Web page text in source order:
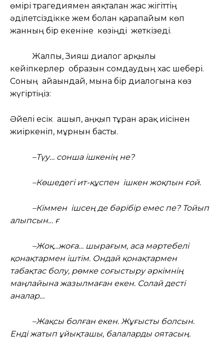
өмірі трагедиямен аяқталған жас жігіттің
әділетсіздікке жем болған қарапайым көп
жанның бір екеніне көзіңді жеткізеді.
Жалпы, Зияш диалог арқылы
кейіпкерлер образын сомдаудың хас шебері.
Соның айғағындай, мына бір диалогына көз
жүгіртіңіз:
Әйелі есік ашып, аңқып тұрған арақ иісінен
жиіркеніп, мұрнын басты.
–Түу… сонша ішкенің не?
–Көшедегі ит-құспен ішкен жоқпын ғой.
–Кіммен ішсең де бәрібір емес пе? Тойып
алыпсын… ғ
–Жоқ…жоға… шырағым, аса мәртебелі
қонақтармен іштім. Ондай қонақтармен
табақтас болу, рөмке соғыстыру әркімнің
маңлайына жазылмаған екен. Солай десті
аналар…
–Жақсы болған екен. Жұғысты болсын.
Енді жатып ұйықташы, балаларды оятасың.